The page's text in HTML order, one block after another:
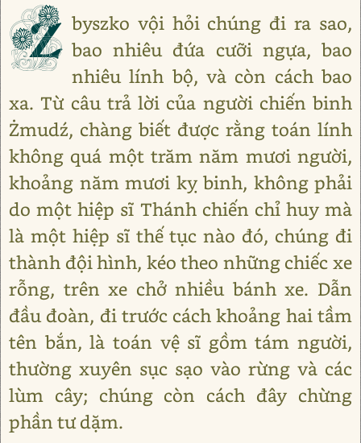
Z byszko vội hỏi chúng đi ra sao,
bao nhiêu đứa cưỡi ngựa, bao
nhiêu lính bộ, và còn cách bao
xa. Từ câu trả lời của người chiến binh
Żmudź, chàng biết được rằng toán lính
không quá một trăm năm mươi người,
khoảng năm mươi kỵ binh, không phải
do một hiệp sĩ Thánh chiến chỉ huy mà
là một hiệp sĩ thế tục nào đó, chúng đi
thành đội hình, kéo theo những chiếc xe
rỗng, trên xe chở nhiều bánh xe. Dẫn
đầu đoàn, đi trước cách khoảng hai tầm
tên bắn, là toán vệ sĩ gồm tám người,
thường xuyên sục sạo vào rừng và các
lùm cây; chúng còn cách đây chừng
phần tư dặm.